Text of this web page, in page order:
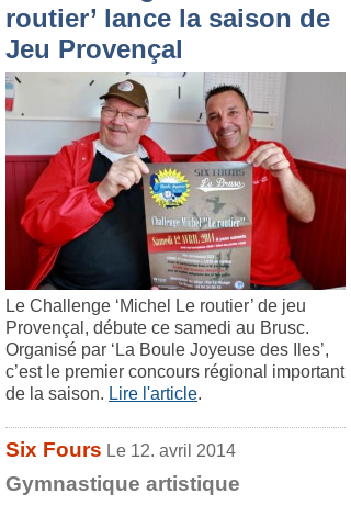
routier’ lance la saison de
Jeu Provençal
Le Challenge ‘Michel Le routier’ de jeu
Provençal, débute ce samedi au Brusc.
Organisé par ‘La Boule Joyeuse des Iles’,
c’est le premier concours régional important
de la saison. Lire l'article.
Six Fours Le 12. avril 2014
Gymnastique artistique